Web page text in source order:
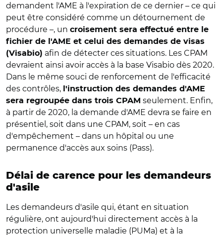
demandent l'AME à l'expiration de ce dernier – ce qui
peut être considéré comme un détournement de
procédure –, un croisement sera effectué entre le
fichier de l'AME et celui des demandes de visas
(Visabio) afin de détecter ces situations. Les CPAM
devraient ainsi avoir accès à la base Visabio dès 2020.
Dans le même souci de renforcement de l'efficacité
des contrôles, l'instruction des demandes d'AME
sera regroupée dans trois CPAM seulement. Enfin,
à partir de 2020, la demande d'AME devra se faire en
présentiel, soit dans une CPAM, soit – en cas
d'empêchement – dans un hôpital ou une
permanence d'accès aux soins (Pass).
Délai de carence pour les demandeurs
d'asile
Les demandeurs d'asile qui, étant en situation
régulière, ont aujourd'hui directement accès à la
protection universelle maladie (PUMa) et à la